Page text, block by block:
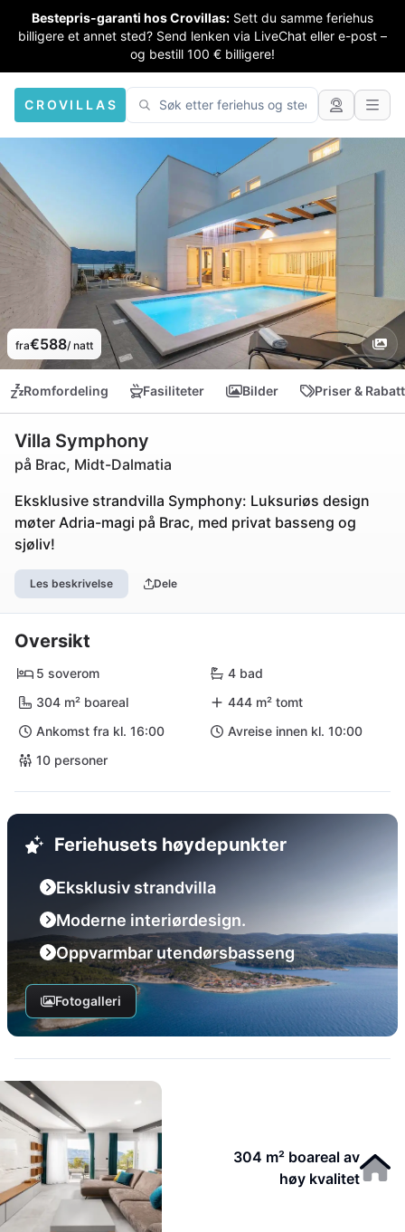
Bestepris-garanti hos Crovillas: Sett du samme feriehus
billigere et annet sted? Send lenken via LiveChat eller e-post –
og bestill 100 € billigere!
CROVILLAS
fra€588/ natt
Romfordeling Fasiliteter Bilder Priser &
Villa Symphony
på Brac, Midt-Dalmatia
Eksklusive strandvilla Symphony: Luksuriøs design
møter Adria-magi på Brac, med privat basseng og
sjøliv!
Les beskrivelse Dele
Oversikt
5 soverom
4 bad
304 m² boareal
444 m² tomt
Ankomst fra kl. 16:00
Avreise innen kl. 10:00
10 personer
Feriehusets høydepunkter
Eksklusiv strandvilla
Moderne interiørdesign.
Oppvarmbar utendørsbasseng
Fotogalleri
304 m² boareal av
høy kvalitet